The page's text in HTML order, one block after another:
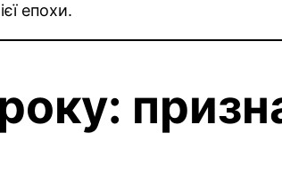
епохи.